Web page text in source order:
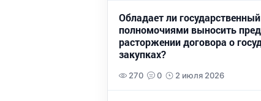
Обладает ли
полномочиями выносить
расторжении договора о
закупках?
270 0 2 июля 2026